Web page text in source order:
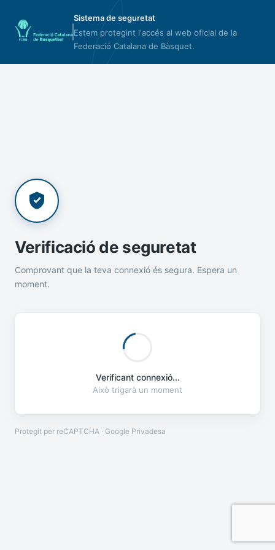
Sistema de seguretat
Estem protegint l'accés al web oficial de la
Federació Catalana de Bàsquet.
Verificació de seguretat
Comprovant que la teva connexió és segura. Espera un
moment.
Verificant connexió...
Això trigarà un moment
Protegit per reCAPTCHA · Google Privadesa